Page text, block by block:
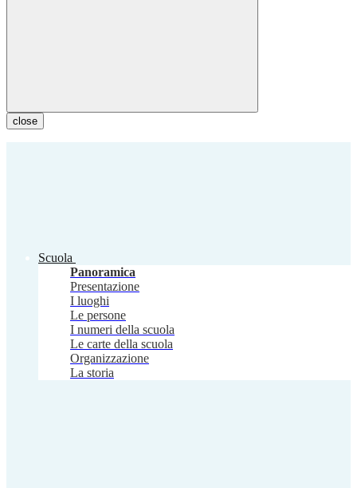
close
Scuola
Panoramica
Presentazione
I luoghi
Le persone
I numeri della scuola
Le carte della scuola
Organizzazione
La storia